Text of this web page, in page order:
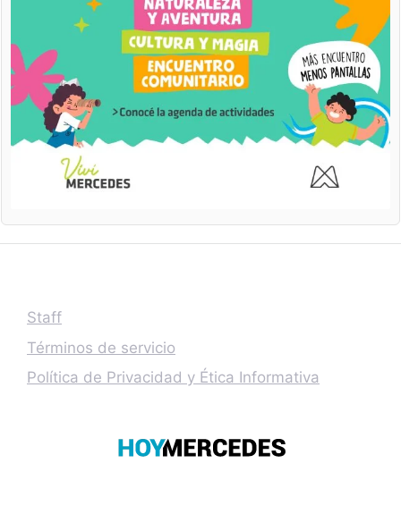
Staff
Términos de servicio
Política de Privacidad y Ética Informativa